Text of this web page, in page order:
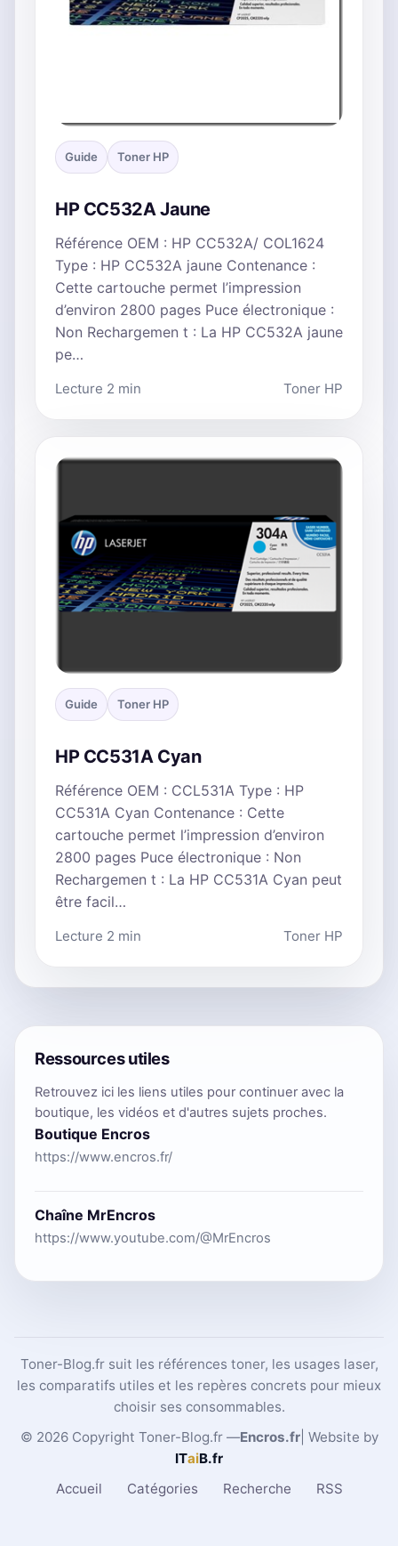
Guide Toner HP
HP CC532A Jaune
Référence OEM : HP CC532A/ COL1624
Type : HP CC532A jaune Contenance :
Cette cartouche permet l’impression
d’environ 2800 pages Puce électronique :
Non Rechargemen t : La HP CC532A jaune
pe…
Lecture 2 min Toner HP
Guide Toner HP
HP CC531A Cyan
Référence OEM : CCL531A Type : HP
CC531A Cyan Contenance : Cette
cartouche permet l’impression d’environ
2800 pages Puce électronique : Non
Rechargemen t : La HP CC531A Cyan peut
être facil…
Lecture 2 min Toner HP
Ressources utiles
Retrouvez ici les liens utiles pour continuer avec la
boutique, les vidéos et d'autres sujets proches.
Boutique Encros
https://www.encros.fr/
Chaîne MrEncros
https://www.youtube.com/@MrEncros
Toner-Blog.fr suit les références toner, les usages laser,
les comparatifs utiles et les repères concrets pour mieux
choisir ses consommables.
© 2026 Copyright Toner-Blog.fr —Encros.fr| Website by
ITaiB.fr
Accueil
Catégories Recherche RSS